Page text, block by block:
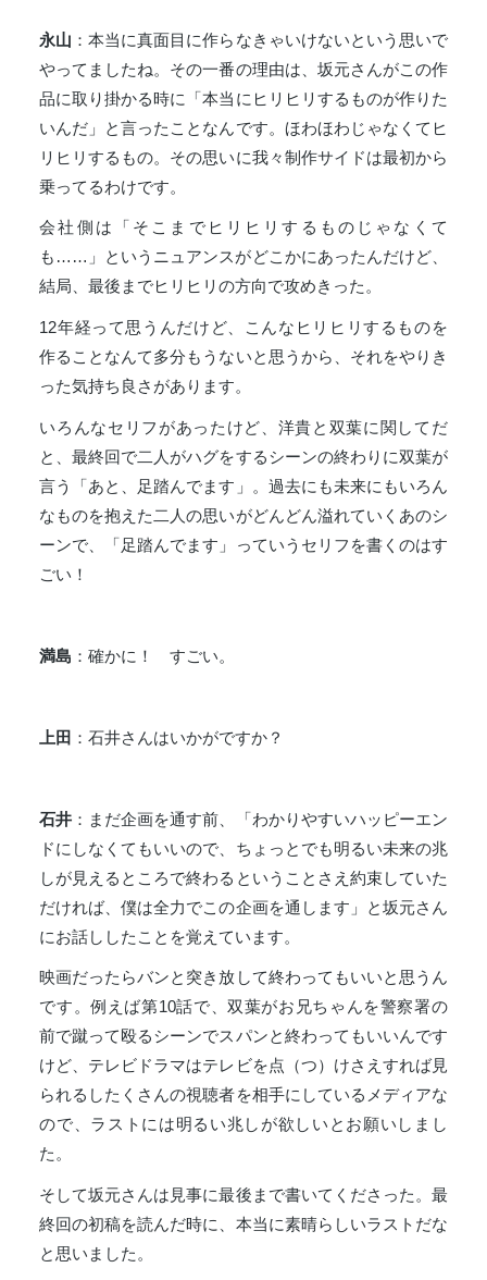
永山 ：本当に真面目に作らなきゃいけないという思いで
やってましたね。その一番の理由は、坂元さんがこの作
品に取り掛かる時に「本当にヒリヒリするものが作りた
いんだ」と言ったことなんです。ほわほわじゃなくてヒ
リヒリするもの。その思いに我々制作サイドは最初から
乗ってるわけです。
会社側は「そこまでヒリヒリするものじゃなくて
も……」というニュアンスがどこかにあったんだけど、
結局、最後までヒリヒリの方向で攻めきった。
12年経って思うんだけど、こんなヒリヒリするものを
作ることなんて多分もうないと思うから、それをやりき
った気持ち良さがあります。
いろんなセリフがあったけど、洋貴と双葉に関してだ
と、最終回で二人がハグをするシーンの終わりに双葉が
言う「あと、足踏んでます」。過去にも未来にもいろん
なものを抱えた二人の思いがどんどん溢れていくあのシ
ーンで、「足踏んでます」っていうセリフを書くのはす
ごい！
満島 ：確かに！ すごい。
上田 ：石井さんはいかがですか？
石井 ：まだ企画を通す前、「わかりやすいハッピーエン
ドにしなくてもいいので、ちょっとでも明るい未来の兆
しが見えるところで終わるということさえ約束していた
だければ、僕は全力でこの企画を通します」と坂元さん
にお話ししたことを覚えています。
映画だったらバンと突き放して終わってもいいと思うん
です。例えば第10話で、双葉がお兄ちゃんを警察署の
前で蹴って殴るシーンでスパンと終わってもいいんです
けど、テレビドラマはテレビを点（つ）けさえすれば見
られるしたくさんの視聴者を相手にしているメディアな
ので、ラストには明るい兆しが欲しいとお願いしまし
た。
そして坂元さんは見事に最後まで書いてくださった。最
終回の初稿を読んだ時に、本当に素晴らしいラストだな
と思いました。